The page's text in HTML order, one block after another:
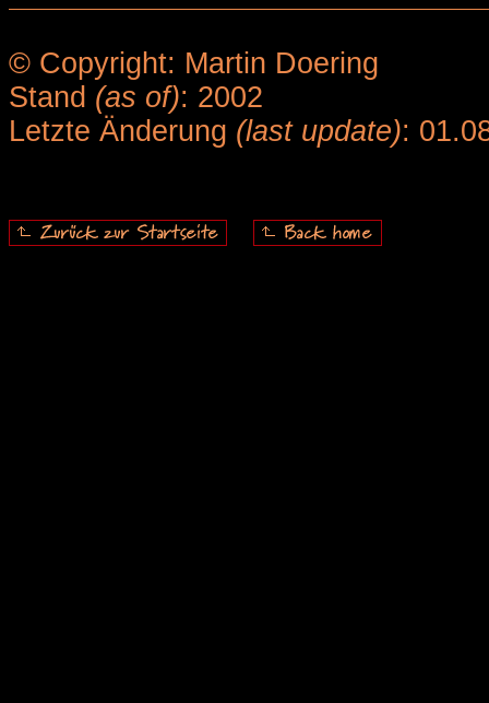
© Copyright: Martin Doering
Stand (as of): 2002
Letzte Änderung (last update):